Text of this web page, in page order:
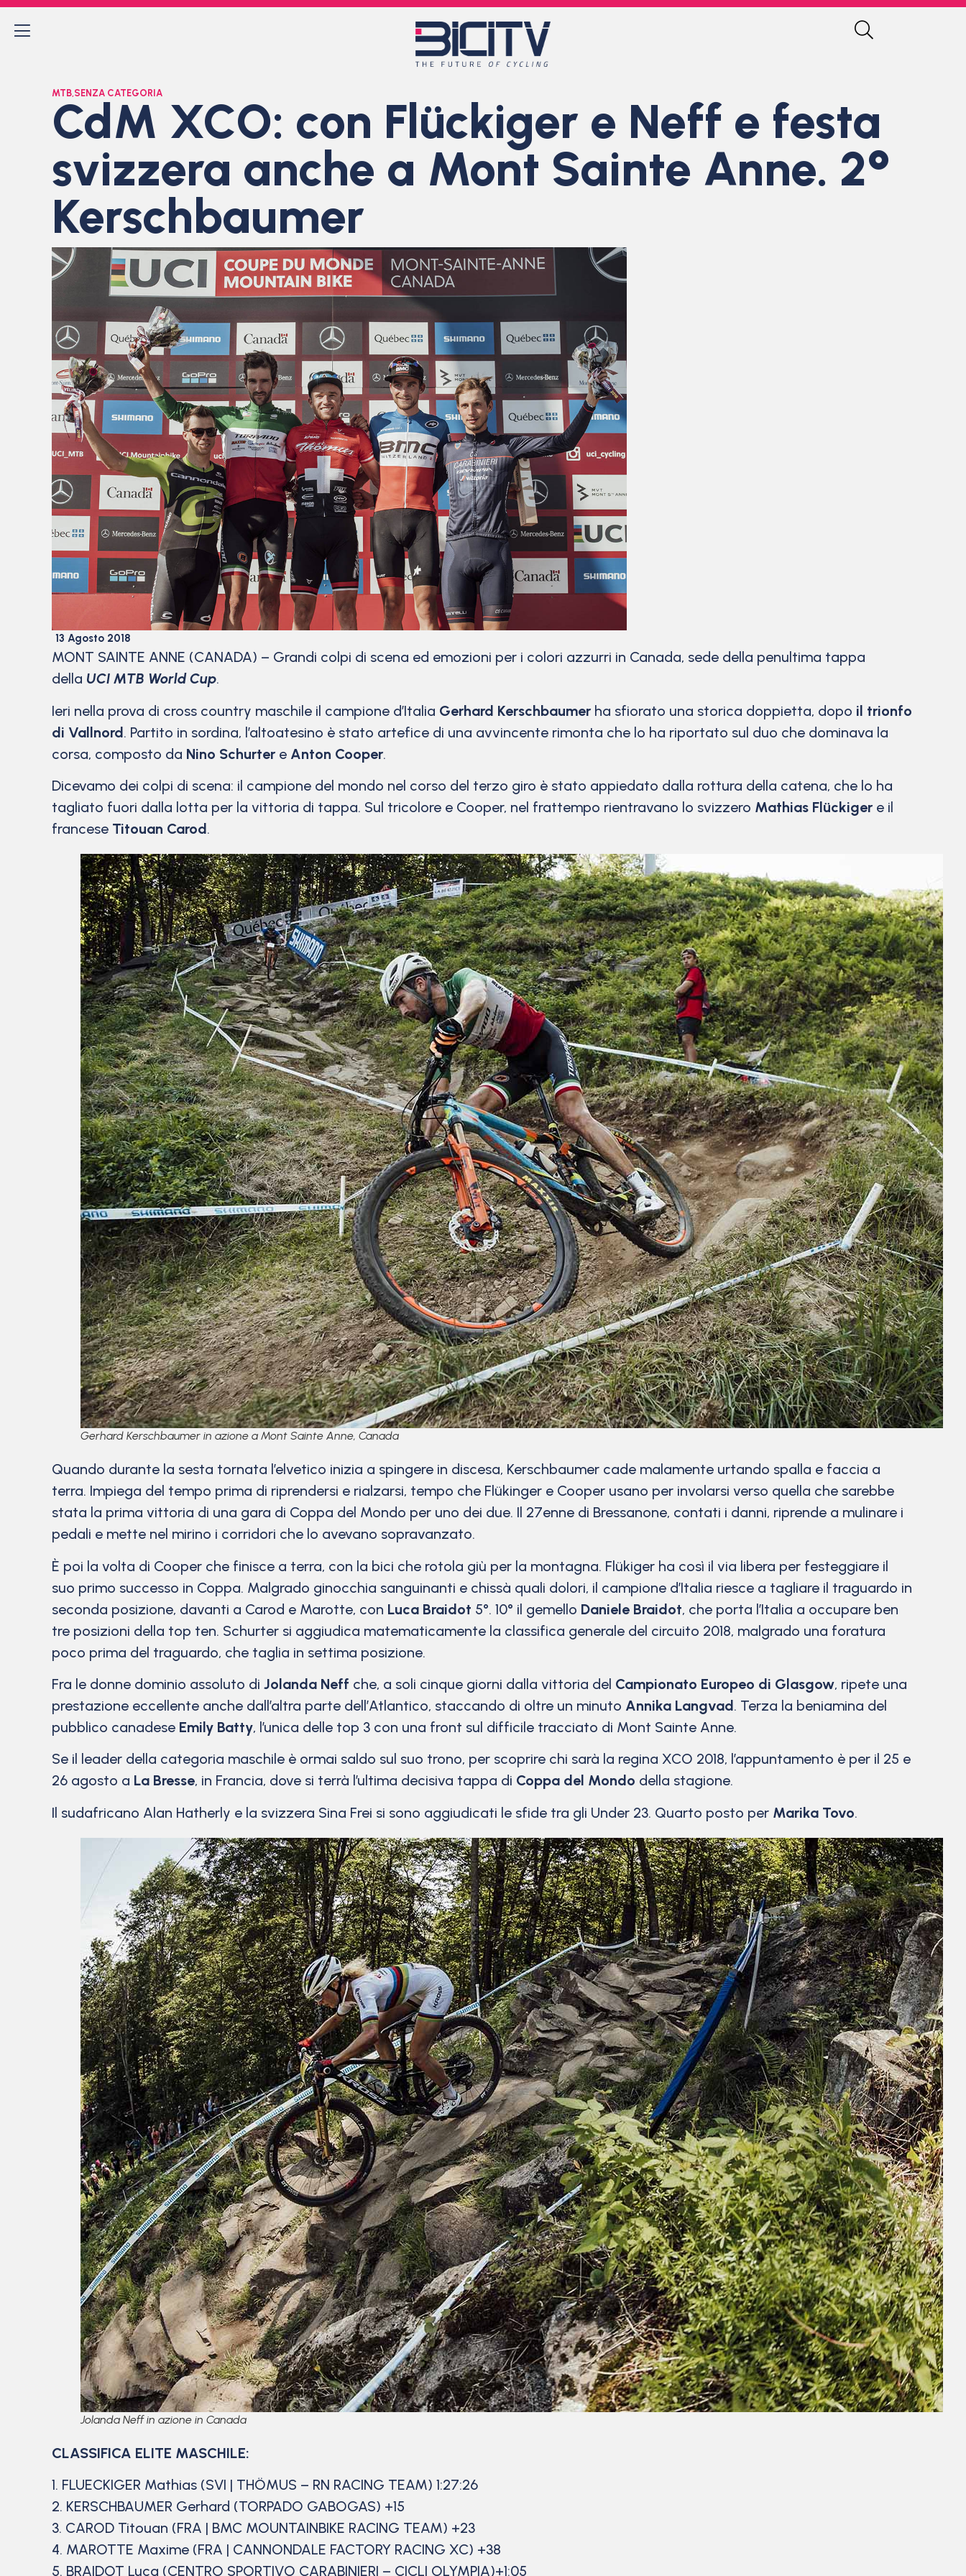
MTB,SENZA CATEGORIA
CdM XCO: con Flückiger e Neff e festa
svizzera anche a Mont Sainte Anne. 2°
Kerschbaumer
13 Agosto 2018
MONT SAINTE ANNE (CANADA) – Grandi colpi di scena ed emozioni per i colori azzurri in Canada, sede della penultima tappa
della UCI MTB World Cup.
Ieri nella prova di cross country maschile il campione d’Italia Gerhard Kerschbaumer ha sfiorato una storica doppietta, dopo il trionfo
di Vallnord. Partito in sordina, l’altoatesino è stato artefice di una avvincente rimonta che lo ha riportato sul duo che dominava la
corsa, composto da Nino Schurter e Anton Cooper.
Dicevamo dei colpi di scena: il campione del mondo nel corso del terzo giro è stato appiedato dalla rottura della catena, che lo ha
tagliato fuori dalla lotta per la vittoria di tappa. Sul tricolore e Cooper, nel frattempo rientravano lo svizzero Mathias Flückiger e il
francese Titouan Carod.
Gerhard Kerschbaumer in azione a Mont Sainte Anne, Canada
Quando durante la sesta tornata l’elvetico inizia a spingere in discesa, Kerschbaumer cade malamente urtando spalla e faccia a
terra. Impiega del tempo prima di riprendersi e rialzarsi, tempo che Flükinger e Cooper usano per involarsi verso quella che sarebbe
stata la prima vittoria di una gara di Coppa del Mondo per uno dei due. Il 27enne di Bressanone, contati i danni, riprende a mulinare i
pedali e mette nel mirino i corridori che lo avevano sopravanzato.
È poi la volta di Cooper che finisce a terra, con la bici che rotola giù per la montagna. Flükiger ha così il via libera per festeggiare il
suo primo successo in Coppa. Malgrado ginocchia sanguinanti e chissà quali dolori, il campione d’Italia riesce a tagliare il traguardo in
seconda posizione, davanti a Carod e Marotte, con Luca Braidot 5°. 10° il gemello Daniele Braidot, che porta l’Italia a occupare ben
tre posizioni della top ten. Schurter si aggiudica matematicamente la classifica generale del circuito 2018, malgrado una foratura
poco prima del traguardo, che taglia in settima posizione.
Fra le donne dominio assoluto di Jolanda Neff che, a soli cinque giorni dalla vittoria del Campionato Europeo di Glasgow, ripete una
prestazione eccellente anche dall’altra parte dell’Atlantico, staccando di oltre un minuto Annika Langvad. Terza la beniamina del
pubblico canadese Emily Batty, l’unica delle top 3 con una front sul difficile tracciato di Mont Sainte Anne.
Se il leader della categoria maschile è ormai saldo sul suo trono, per scoprire chi sarà la regina XCO 2018, l’appuntamento è per il 25 e
26 agosto a La Bresse, in Francia, dove si terrà l’ultima decisiva tappa di Coppa del Mondo della stagione.
Il sudafricano Alan Hatherly e la svizzera Sina Frei si sono aggiudicati le sfide tra gli Under 23. Quarto posto per Marika Tovo.
Jolanda Neff in azione in Canada
CLASSIFICA ELITE MASCHILE:
1. FLUECKIGER Mathias (SVI | THÖMUS – RN RACING TEAM) 1:27:26
2. KERSCHBAUMER Gerhard (TORPADO GABOGAS) +15
3. CAROD Titouan (FRA | BMC MOUNTAINBIKE RACING TEAM) +23
4. MAROTTE Maxime (FRA | CANNONDALE FACTORY RACING XC) +38
5. BRAIDOT Luca (CENTRO SPORTIVO CARABINIERI – CICLI OLYMPIA)+1:05